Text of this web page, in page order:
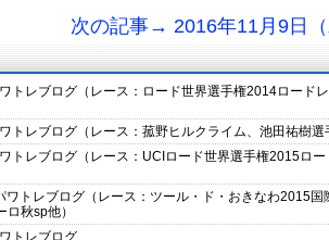
次の記事→ 2016年11月9日
トレブログ（レース：ロード世界選手権2014ロード
トレブログ（レース：菰野ヒルクライム、池田祐樹選
トレブログ（レース：UCIロード世界選手権2015ロ
トレブログ（レース：ツール・ド・おきなわ2015国
秋sp他）
トレブログ